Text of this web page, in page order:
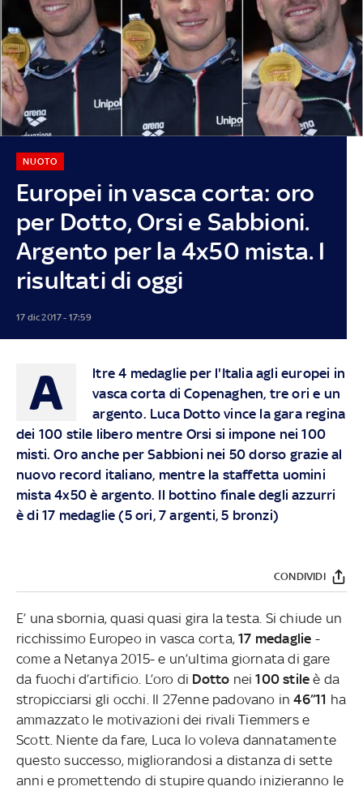
Europei in vasca corta: oro
per Dotto, Orsi e Sabbioni.
Argento per la 4x50 mista. I
risultati di oggi
NUOTO
17 dic 2017 - 17:59
A
ltre 4 medaglie per l'Italia agli europei in
vasca corta di Copenaghen, tre ori e un
argento. Luca Dotto vince la gara regina
dei 100 stile libero mentre Orsi si impone nei 100
misti. Oro anche per Sabbioni nei 50 dorso grazie al
nuovo record italiano, mentre la staffetta uomini
mista 4x50 è argento. Il bottino finale degli azzurri
è di 17 medaglie (5 ori, 7 argenti, 5 bronzi)
CONDIVIDI
E’ una sbornia, quasi quasi gira la testa. Si chiude un
ricchissimo Europeo in vasca corta,17 medaglie -
come a Netanya 2015- e un’ultima giornata di gare
da fuochi d’artificio. L’oro di Dotto nei100 stile è da
stropicciarsi gli occhi. Il 27enne padovano in46”11 ha
ammazzato le motivazioni dei rivali Tiemmers e
Scott. Niente da fare, Luca lo voleva dannatamente
questo successo, migliorandosi a distanza di sette
anni e promettendo di stupire quando inizieranno le